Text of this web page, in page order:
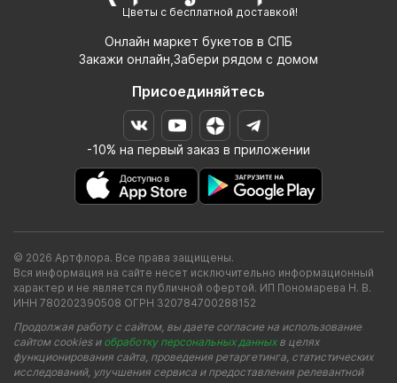
Цветы с бесплатной доставкой!
Онлайн маркет букетов в СПБ
Закажи онлайн,Забери рядом с домом
Присоединяйтесь
-10% на первый заказ в приложении
© 2026 Артфлора. Все права защищены.
Вся информация на сайте несет исключительно информационный
характер и не является публичной офертой. ИП Пономарева Н. В.
ИНН 780202390508 ОГРН 320784700288152
Продолжая работу с сайтом, вы даете согласие на использование
сайтом cookies и обработку персональных данныхв целях
функционирования сайта, проведения ретаргетинга, статистических
исследований, улучшения сервиса и предоставления релевантной